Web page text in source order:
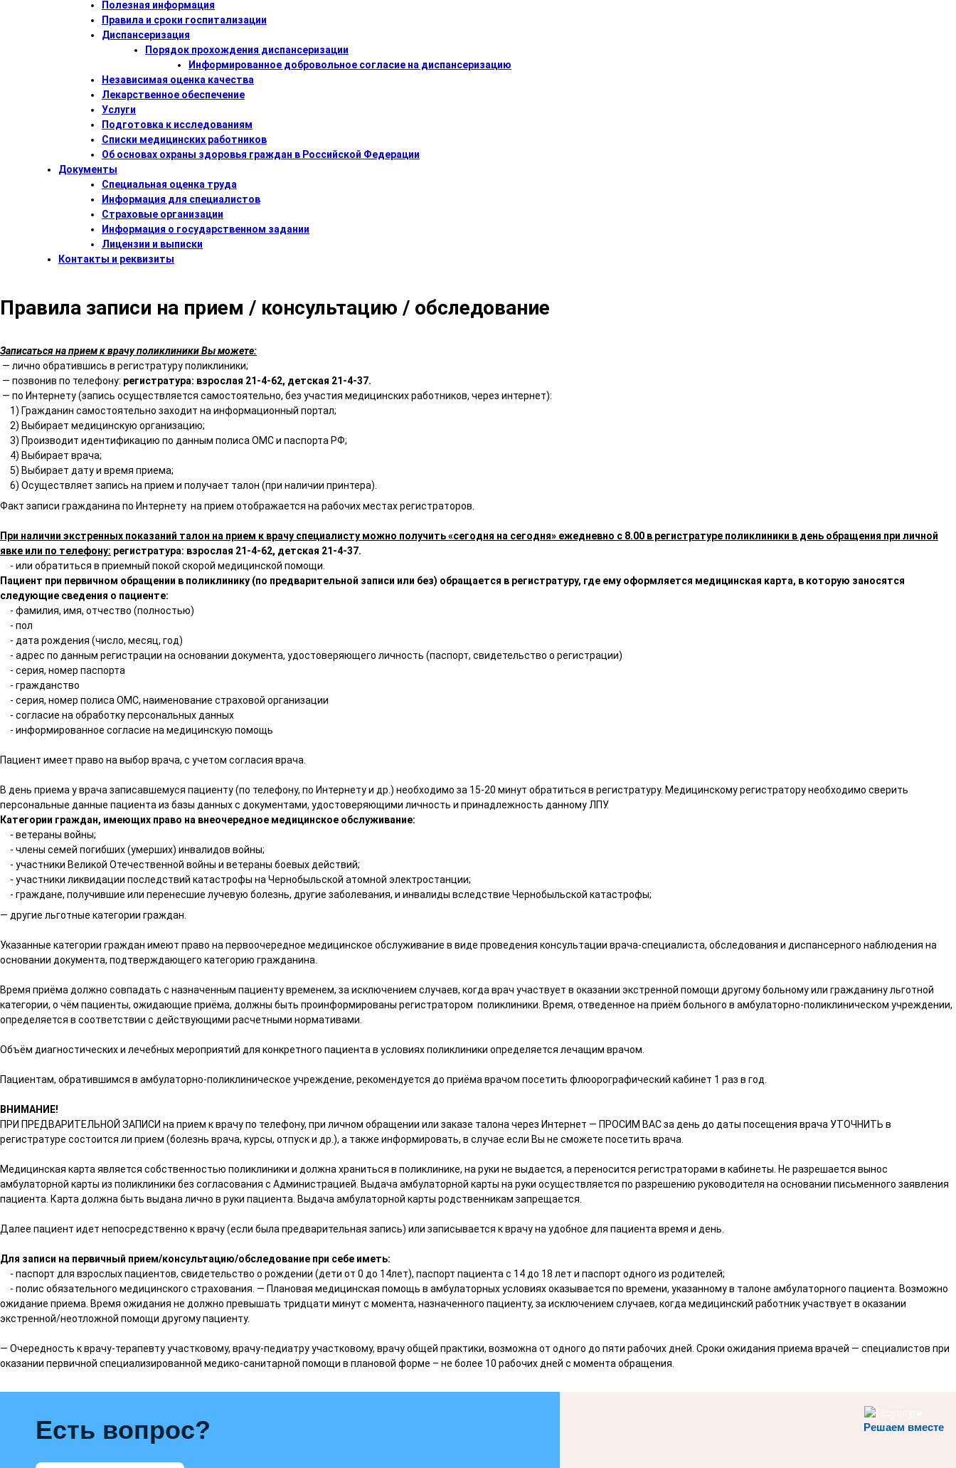
Полезная информация
Правила и сроки госпитализации
Диспансеризация
Порядок прохождения диспансеризации
Информированное добровольное согласие на диспансеризацию
Независимая оценка качества
Лекарственное обеспечение
Услуги
Подготовка к исследованиям
Списки медицинских работников
Об основах охраны здоровья граждан в Российской Федерации
Документы
Специальная оценка труда
Информация для специалистов
Страховые организации
Информация о государственном задании
Лицензии и выписки
Контакты и реквизиты
Правила записи на прием / консультацию / обследование
Записаться на прием к врачу поликлиники Вы можете:
— лично обратившись в регистратуру поликлиники;
— позвонив по телефону: регистратура: взрослая 21-4-62, детская 21-4-37.
— по Интернету (запись осуществляется самостоятельно, без участия медицинских работников, через интернет):
1) Гражданин самостоятельно заходит на информационный портал;
2) Выбирает медицинскую организацию;
3) Производит идентификацию по данным полиса ОМС и паспорта РФ;
4) Выбирает врача;
5) Выбирает дату и время приема;
6) Осуществляет запись на прием и получает талон (при наличии принтера).
Факт записи гражданина по Интернету на прием отображается на рабочих местах регистраторов.
При наличии экстренных показаний талон на прием к врачу специалисту можно получить «сегодня на сегодня» ежедневно с 8.00 в регистратуре поликлиники в день обращения при личной
явке или по телефону: регистратура: взрослая 21-4-62, детская 21-4-37.
- или обратиться в приемный покой скорой медицинской помощи.
Пациент при первичном обращении в поликлинику (по предварительной записи или без) обращается в регистратуру, где ему оформляется медицинская карта, в которую заносятся
следующие сведения о пациенте:
- фамилия, имя, отчество (полностью)
- пол
- дата рождения (число, месяц, год)
- адрес по данным регистрации на основании документа, удостоверяющего личность (паспорт, свидетельство о регистрации)
- серия, номер паспорта
- гражданство
- серия, номер полиса ОМС, наименование страховой организации
- согласие на обработку персональных данных
- информированное согласие на медицинскую помощь
Пациент имеет право на выбор врача, с учетом согласия врача.
В день приема у врача записавшемуся пациенту (по телефону, по Интернету и др.) необходимо за 15-20 минут обратиться в регистратуру. Медицинскому регистратору необходимо сверить
персональные данные пациента из базы данных с документами, удостоверяющими личность и принадлежность данному ЛПУ.
Категории граждан, имеющих право на внеочередное медицинское обслуживание:
- ветераны войны;
- члены семей погибших (умерших) инвалидов войны;
- участники Великой Отечественной войны и ветераны боевых действий;
- участники ликвидации последствий катастрофы на Чернобыльской атомной электростанции;
- граждане, получившие или перенесшие лучевую болезнь, другие заболевания, и инвалиды вследствие Чернобыльской катастрофы;
— другие льготные категории граждан.
Указанные категории граждан имеют право на первоочередное медицинское обслуживание в виде проведения консультации врача-специалиста, обследования и диспансерного наблюдения на
основании документа, подтверждающего категорию гражданина.
Время приёма должно совпадать с назначенным пациенту временем, за исключением случаев, когда врач участвует в оказании экстренной помощи другому больному или гражданину льготной
категории, о чём пациенты, ожидающие приёма, должны быть проинформированы регистратором поликлиники. Время, отведенное на приём больного в амбулаторно-поликлиническом учреждении,
определяется в соответствии с действующими расчетными нормативами.
Объём диагностических и лечебных мероприятий для конкретного пациента в условиях поликлиники определяется лечащим врачом.
Пациентам, обратившимся в амбулаторно-поликлиническое учреждение, рекомендуется до приёма врачом посетить флюорографический кабинет 1 раз в год.
ВНИМАНИЕ!
ПРИ ПРЕДВАРИТЕЛЬНОЙ ЗАПИСИ на прием к врачу по телефону, при личном обращении или заказе талона через Интернет — ПРОСИМ ВАС за день до даты посещения врача УТОЧНИТЬ в
регистратуре состоится ли прием (болезнь врача, курсы, отпуск и др.), а также информировать, в случае если Вы не сможете посетить врача.
Медицинская карта является собственностью поликлиники и должна храниться в поликлинике, на руки не выдается, а переносится регистраторами в кабинеты. Не разрешается вынос
амбулаторной карты из поликлиники без согласования с Администрацией. Выдача амбулаторной карты на руки осуществляется по разрешению руководителя на основании письменного заявления
пациента. Карта должна быть выдана лично в руки пациента. Выдача амбулаторной карты родственникам запрещается.
Далее пациент идет непосредственно к врачу (если была предварительная запись) или записывается к врачу на удобное для пациента время и день.
Для записи на первичный прием/консультацию/обследование при себе иметь:
- паспорт для взрослых пациентов, свидетельство о рождении (дети от 0 до 14лет), паспорт пациента с 14 до 18 лет и паспорт одного из родителей;
- полис обязательного медицинского страхования. — Плановая медицинская помощь в амбулаторных условиях оказывается по времени, указанному в талоне амбулаторного пациента. Возможно
ожидание приема. Время ожидания не должно превышать тридцати минут с момента, назначенного пациенту, за исключением случаев, когда медицинский работник участвует в оказании
экстренной/неотложной помощи другому пациенту.
— Очередность к врачу-терапевту участковому, врачу-педиатру участковому, врачу общей практики, возможна от одного до пяти рабочих дней. Сроки ожидания приема врачей — специалистов при
оказании первичной специализированной медико-санитарной помощи в плановой форме – не более 10 рабочих дней с момента обращения.
Решаем вместе
Есть вопрос?